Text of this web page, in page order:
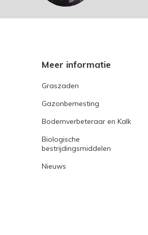
Meer informatie
Graszaden
Gazonbemesting
Bodemverbeteraar en Kalk
Biologische
bestrijdingsmiddelen
Nieuws